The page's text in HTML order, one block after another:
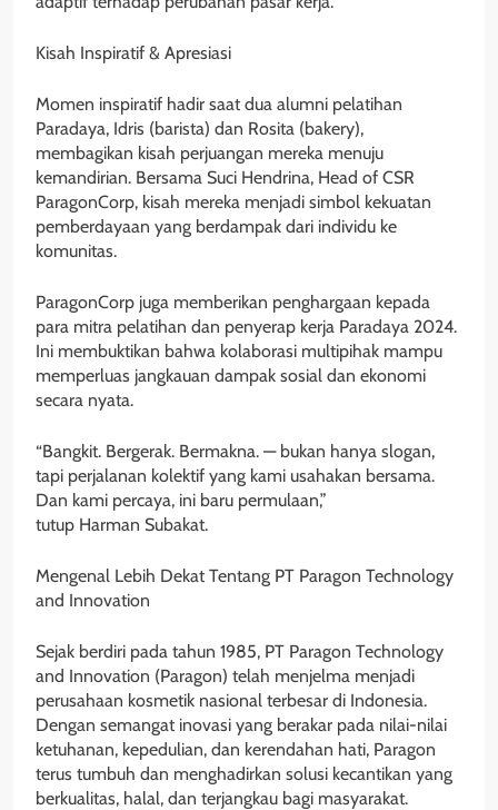
Kisah Inspiratif & Apresiasi
Momen inspiratif hadir saat dua alumni pelatihan
Paradaya, Idris (barista) dan Rosita (bakery),
membagikan kisah perjuangan mereka menuju
kemandirian. Bersama Suci Hendrina, Head of CSR
ParagonCorp, kisah mereka menjadi simbol kekuatan
pemberdayaan yang berdampak dari individu ke
komunitas.
ParagonCorp juga memberikan penghargaan kepada
para mitra pelatihan dan penyerap kerja Paradaya 2024.
Ini membuktikan bahwa kolaborasi multipihak mampu
memperluas jangkauan dampak sosial dan ekonomi
secara nyata.
“Bangkit. Bergerak. Bermakna. — bukan hanya slogan,
tapi perjalanan kolektif yang kami usahakan bersama.
Dan kami percaya, ini baru permulaan,”
tutup Harman Subakat.
Mengenal Lebih Dekat Tentang PT Paragon Technology
and Innovation
Sejak berdiri pada tahun 1985, PT Paragon Technology
and Innovation (Paragon) telah menjelma menjadi
perusahaan kosmetik nasional terbesar di Indonesia.
Dengan semangat inovasi yang berakar pada nilai-nilai
ketuhanan, kepedulian, dan kerendahan hati, Paragon
terus tumbuh dan menghadirkan solusi kecantikan yang
berkualitas, halal, dan terjangkau bagi masyarakat.